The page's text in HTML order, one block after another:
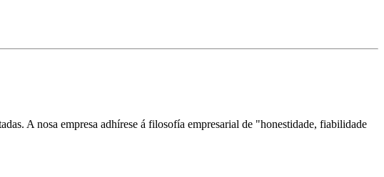
A nosa empresa adhírese á filosofía empresarial de "honestidade, fiabilidade